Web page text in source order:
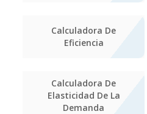
Calculadora De
Eficiencia
Calculadora De
Elasticidad De La
Demanda